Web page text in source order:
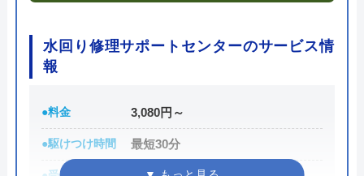
わりトラブルで困った際には頼りになる業者でしょ
う。
についても無料ですので、まずはサイトを覗いてみ
てはいかがでしょうか？
水回り修理サポートセンターのサービス情
報
●料金 3,080円～
●駆けつけ時間 最短30分